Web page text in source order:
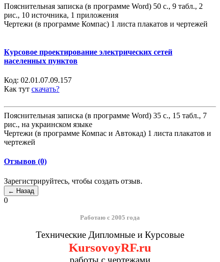
Пояснительная записка (в программе Word) 50 с., 9 табл., 2
рис., 10 источника, 1 приложения
Чертежи (в программе Компас) 1 листа плакатов и чертежей
Курсовое проектирование электрических сетей
населенных пунктов
Код: 02.01.07.09.157
Как тут скачать?
Пояснительная записка (в программе Word) 35 с., 15 табл., 7
рис., на украинском языке
Чертежи (в программе Компас и Автокад) 1 листа плакатов и
чертежей
Отзывов (0)
Зарегистрируйтесь, чтобы создать отзыв.
0
Работаю с 2005 года
Технические Дипломные и Курсовые
KursovoyRF.ru
работы с чертежами